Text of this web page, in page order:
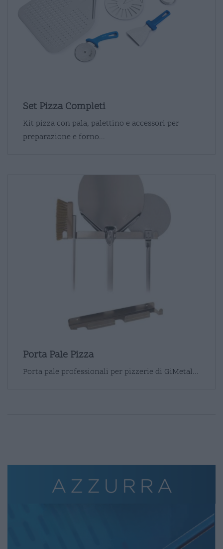
Set Pizza Completi
Kit pizza con pala, palettino e accessori per
preparazione e forno...
Porta Pale Pizza
Porta pale professionali per pizzerie di GiMetal...